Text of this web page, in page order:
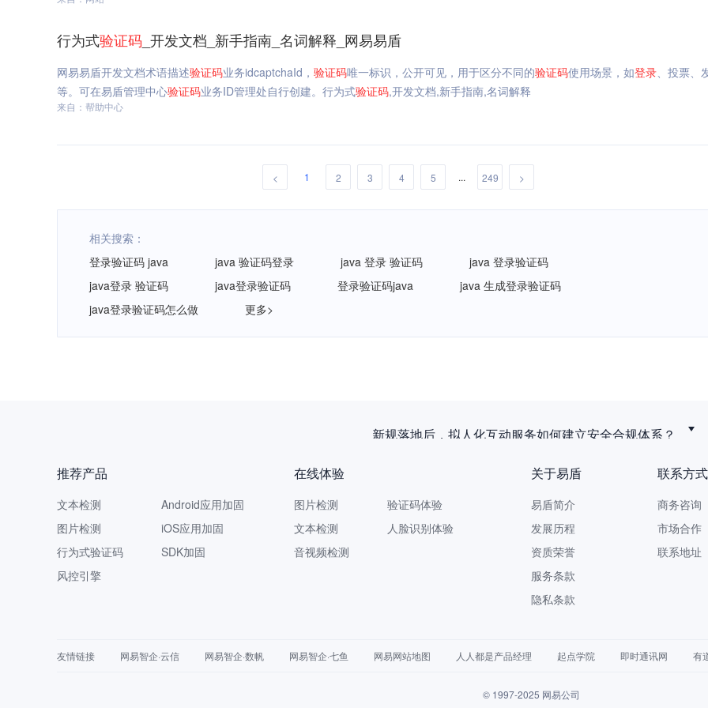
行为式验证码 _开发文档_新手指南_名词解释_网易易盾
网易易盾开发文档术语描述验证码业务idcaptchaId， 验证码唯一标识，公开可见，用于区分不同的验证码使用场景，如登录、投票、
等。可在易盾管理中心验证码业务ID管理处自行创建。行为式验证码,开发文档,新手指南,名词解释
来自：帮助中心
< 1 2 3 4 5 ... 249 >
相关搜索：
登录验证码 java
java 验证码登录 java 登录 验证码
java 登录验证码
java登录 验证码
java登录验证码 登录验证码java
java 生成登录验证码
java登录验证码怎么做
更多>
新规落地后，拟人化互动服务如何建立安全合规体系？
推荐产品
文本检测
图片检测
行为式验证码
风控引擎
Android应用加固
iOS应用加固
SDK加固
在线体验
图片检测
文本检测
音视频检测
验证码体验
人脸识别体验
关于易盾
易盾简介
发展历程
资质荣誉
服务条款
隐私条款
联系方式
商务咨询
市场合作
联系地址
友情链接 网易智企·云信 网易智企·数帆 网易智企·七鱼 网易网站地图 人人都是产品经理 起点学院 即时通讯网 有
© 1997-2025 网易公司